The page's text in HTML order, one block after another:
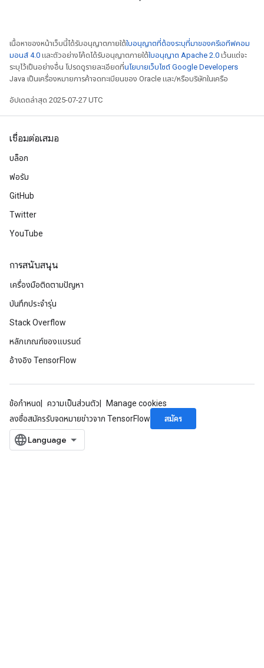
เนื้อหาของหน้าเว็บนี้ได้รับอนุญาตภายใต้ใบอนุญาตที่ต้องระบุที่มาของครีเอทีฟคอม
มอนส์ 4.0 และตัวอย่างโค้ดได้รับอนุญาตภายใต้ใบอนุญาต Apache 2.0 เว้นแต่จะ
ระบุไว้เป็นอย่างอื่น โปรดดูรายละเอียดที่นโยบายเว็บไซต์ Google Developers
Java เป็นเครื่องหมายการค้าจดทะเบียนของ Oracle และ/หรือบริษัทในเครือ
อัปเดตล่าสุด 2025-07-27 UTC
เชื่อมต่อเสมอ
บล็อก
ฟอรัม
GitHub
Twitter
YouTube
การสนับสนุน
เครื่องมือติดตามปัญหา
บันทึกประจำรุ่น
Stack Overflow
หลักเกณฑ์ของแบรนด์
อ้างอิง TensorFlow
ข้อกำหนด ความเป็นส่วนตัว
Manage cookies
ลงชื่อสมัครรับจดหมายข่าวจาก TensorFlow
สมัคร